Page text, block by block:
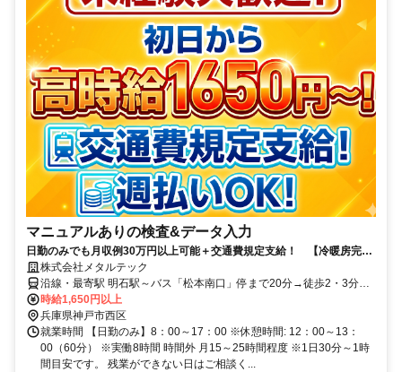
マニュアルありの検査&データ入力
日勤のみでも月収例30万円以上可能＋交通費規定支給！ 【冷暖房完備
で年中快適♪】 ★学歴不問！職歴不問！ ★週払い対応OK！
株式会社メタルテック
沿線・最寄駅 明石駅～バス「松本南口」停まで20分→徒歩2・3分で
到着 ※工場への直通バスあり ★長期でお仕事をしていただける職場
です。 ★明石市、稲美町、三木市などからの通勤者も活躍中の職場
です。
時給1,650円以上
兵庫県神戸市西区
就業時間 【日勤のみ】8：00～17：00 ※休憩時間: 12：00～13：
00（60分） ※実働8時間 時間外 月15～25時間程度 ※1日30分～1時
間目安です。 残業ができない日はご相談く...